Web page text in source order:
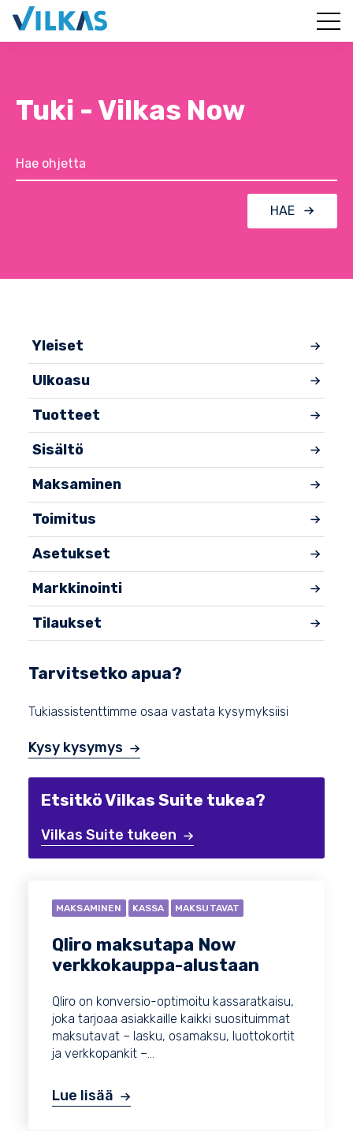
Tuki - Vilkas Now
HAE
Yleiset
Ulkoasu
Tuotteet
Sisältö
Maksaminen
Toimitus
Asetukset
Markkinointi
Tilaukset
Tarvitsetko apua?
Tukiassistenttimme osaa vastata kysymyksiisi
Kysy kysymys
Etsitkö Vilkas Suite tukea?
Vilkas Suite tukeen
MAKSAMINEN KASSA MAKSUTAVAT
Qliro maksutapa Now
verkkokauppa-alustaan
Qliro on konversio-optimoitu kassaratkaisu,
joka tarjoaa asiakkaille kaikki suosituimmat
maksutavat – lasku, osamaksu, luottokortit
ja verkkopankit –...
Lue lisää